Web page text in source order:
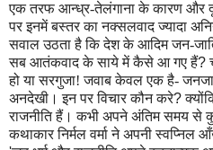
एक तरफ आन्ध्र-तेलंगाना के कारण और
पर इनमें बस्तर का नक्सलवाद ज्यादा
सवाल उठता है कि देश के आदिम जन-
सब आतंकवाद के साये में कैसे आ गए हैं?
हो या सरगुजा! जवाब केवल एक है-
अनदेखी। इन पर विचार कौन करे?
राजनीति हैं। कभी अपने अंतिम समय से
कथाकार निर्मल वर्मा ने अपनी स्वप्निल